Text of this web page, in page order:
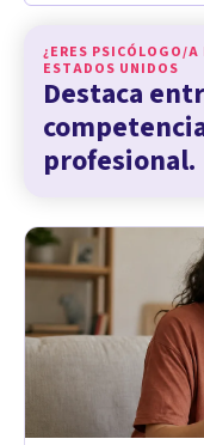
¿ERES PSICÓLOGO/A
ESTADOS UNIDOS
Destaca
profesional.